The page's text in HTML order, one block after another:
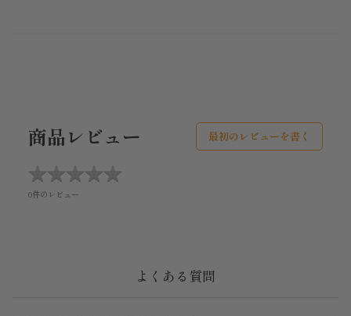
商品レビュー 最初のレビューを書く
★★★★★
★★★★★
0件のレビュー
よくある質問